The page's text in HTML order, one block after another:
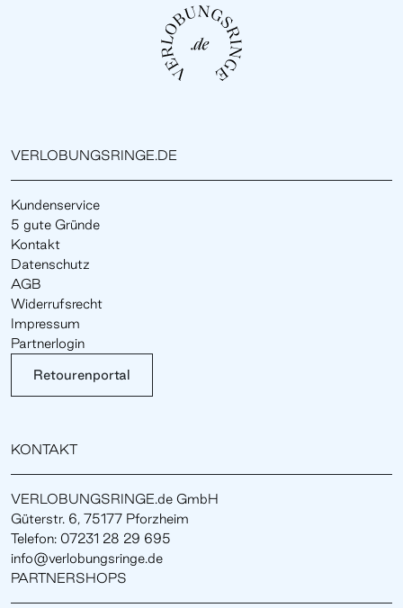
VERLOBUNGSRINGE.DE
Kundenservice
5 gute Gründe
Kontakt
Datenschutz
AGB
Widerrufsrecht
Impressum
Partnerlogin
Retourenportal
KONTAKT
VERLOBUNGSRINGE.de GmbH
Güterstr. 6, 75177 Pforzheim
Telefon: 07231 28 29 695
info@verlobungsringe.de
PARTNERSHOPS